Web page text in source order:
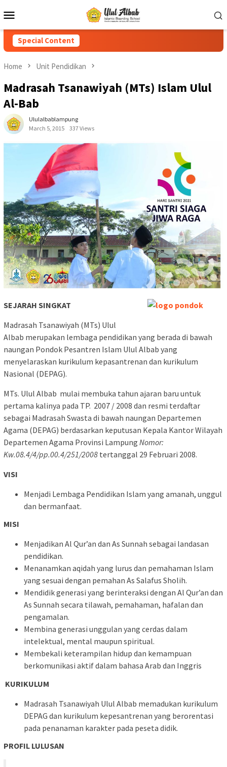
Special Content
Home Unit Pendidikan
Madrasah Tsanawiyah (MTs) Islam Ulul
Al-Bab
Ululalbablampung
March 5, 2015
337 Views
SEJARAH SINGKAT
Madrasah Tsanawiyah (MTs) Ulul
Albab merupakan lembaga pendidikan yang berada di bawah
naungan Pondok Pesantren Islam Ulul Albab yang
menyelaraskan kurikulum kepasantrenan dan kurikulum
Nasional (DEPAG).
MTs. Ulul Albab mulai membuka tahun ajaran baru untuk
pertama kalinya pada TP. 2007 / 2008 dan resmi terdaftar
sebagai Madrasah Swasta di bawah naungan Departemen
Agama (DEPAG) berdasarkan keputusan Kepala Kantor Wilayah
Departemen Agama Provinsi Lampung Nomor:
Kw.08.4/4/pp.00.4/251/2008 tertanggal 29 Februari 2008.
VISI
Menjadi Lembaga Pendidikan Islam yang amanah, unggul
dan bermanfaat.
MISI
Menjadikan Al Qur’an dan As Sunnah sebagai landasan
pendidikan.
Menanamkan aqidah yang lurus dan pemahaman Islam
yang sesuai dengan pemahan As Salafus Sholih.
Mendidik generasi yang berinteraksi dengan Al Qur’an dan
As Sunnah secara tilawah, pemahaman, hafalan dan
pengamalan.
Membina generasi unggulan yang cerdas dalam
intelektual, mental maupun spiritual.
Membekali keterampilan hidup dan kemampuan
berkomunikasi aktif dalam bahasa Arab dan Inggris
KURIKULUM
Madrasah Tsanawiyah Ulul Albab memadukan kurikulum
DEPAG dan kurikulum kepesantrenan yang berorentasi
pada penanaman karakter pada peseta didik.
PROFIL LULUSAN